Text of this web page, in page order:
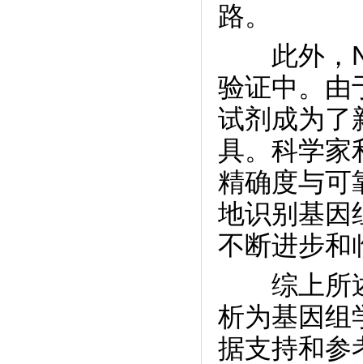
路。
此外，
验证中。由
试剂成为了
具。科学家
精确度与可
地识别基因
不断进步和
综上所述
析为基因组
据支持和参